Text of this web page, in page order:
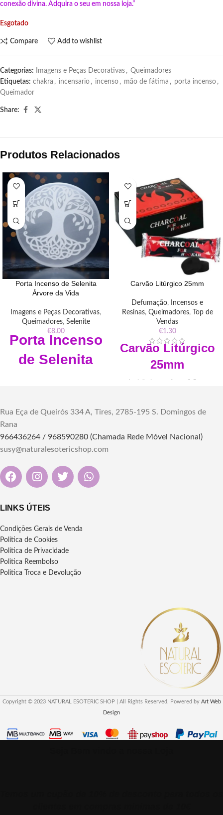
conexão divina. Adquira o seu em nossa loja.”
Esgotado
Compare Add to wishlist
Categorias: Imagens e Peças Decorativas , Queimadores
Etiquetas: chakra , incensario , incenso , mão de fátima , porta incenso ,
Queimador
Share:
Produtos Relacionados
Porta Incenso de Selenita
Árvore da Vida
Imagens e Peças Decorativas,
Queimadores, Selenite
€8.00
Porta Incenso
de Selenita
"Descubra a harmonia e a
Incenso de Selenita Árvore da
Vida. Ideal para meditação e
tranquilidade e equilíbrio para seu
espaço sagrado."
Material: Selenita
Carvão Litúrgico 25mm
Defumação,
Incensos e
Resinas, Queimadores,
Top de
Vendas
€1.30
CarvãoLitúrgico
25mm
1 rolo c/ 10 carvões
paus e pós de ritual ou cerimónia.
Colocar em recipientes de ferro,
Rua Eça de Queirós 334 A, Tires, 2785-195 S. Domingos de
Rana
966436264 / 968590280 (Chamada Rede Móvel Nacional)
susy@naturalesotericshop.com
LINKS ÚTEIS
Condições Gerais de Venda
Política de Cookies
Política de Privacidade
Politica Reembolso
Politica Troca e Devolução
Copyright © 2023 NATURAL ESOTERIC SHOP | All Rights Reserved. Powered by Art Web
Design